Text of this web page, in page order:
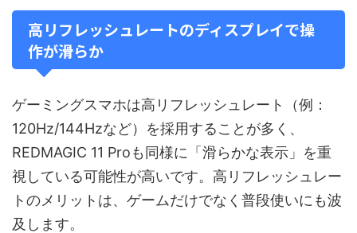
高リフレッシュレートのディスプレイで操
作が滑らか
ゲーミングスマホは高リフレッシュレート（例：
120Hz/144Hzなど）を採用することが多く、
REDMAGIC 11 Proも同様に「滑らかな表示」を重
視している可能性が高いです。高リフレッシュレー
トのメリットは、ゲームだけでなく普段使いにも波
及します。